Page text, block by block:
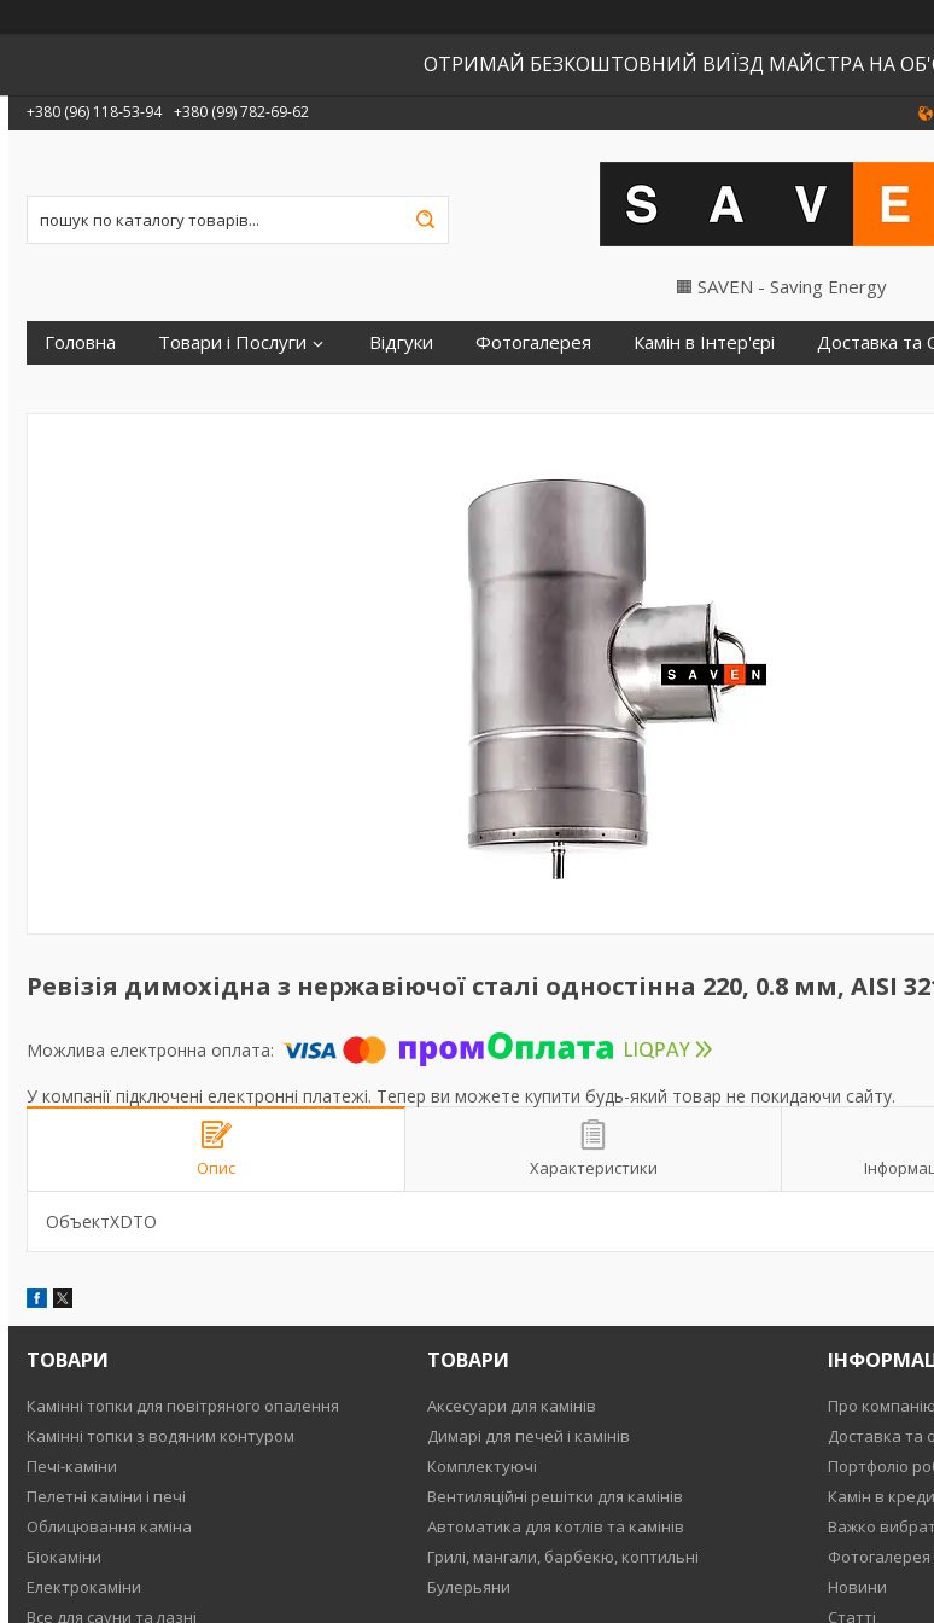
ОТРИМАЙ БЕЗКОШТОВНИЙ ВИЇЗД МАЙСТРА НА
+380 (96) 118-53-94 +380 (99) 782-69-62
🟧 SAVEN - Saving Energy
Головна Товари і Послуги Відгуки Фотогалерея Камін в Інтер'єрі Доставка та
Ревізія димохідна з нержавіючої сталі одностінна 220, 0.8 мм, AISI
У компанії підключені електронні платежі. Тепер ви можете купити будь-який товар не покидаючи сайту.
Опис Характеристики
ОбъектXDTO
ТОВАРИ
Камінні топки для повітряного опалення
Камінні топки з водяним контуром
Печі-каміни
Пелетні каміни і печі
Облицювання каміна
Біокаміни
Електрокаміни
Все для сауни та лазні
ТОВАРИ
Аксесуари для камінів
Димарі для печей і камінів
Комплектуючі
Вентиляційні решітки для камінів
Автоматика для котлів та камінів
Грилі, мангали, барбекю, коптильні
Булерьяни
Про компанію
Доставка та
Портфоліо
Камін в
Важко
Фотогалерея
Новини
Статті